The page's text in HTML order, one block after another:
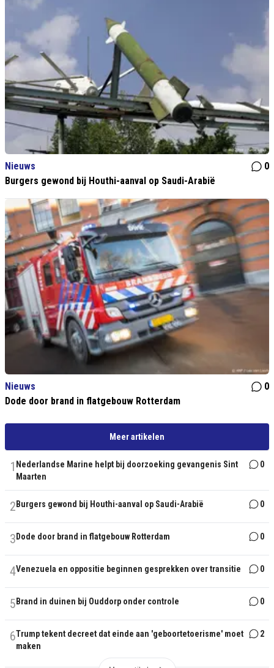
Nieuws
0
Burgers gewond bij Houthi-aanval op Saudi-Arabië
Nieuws
0
Dode door brand in flatgebouw Rotterdam
Meer artikelen
1 Nederlandse Marine helpt bij doorzoeking gevangenis Sint
Maarten
0
2 Burgers gewond bij Houthi-aanval op Saudi-Arabië 0
3 Dode door brand in flatgebouw Rotterdam 0
4Venezuela en oppositie beginnen gesprekken over transitie 0
5 Brand in duinen bij Ouddorp onder controle 0
6Trump tekent decreet dat einde aan 'geboortetoerisme' moet
maken
2